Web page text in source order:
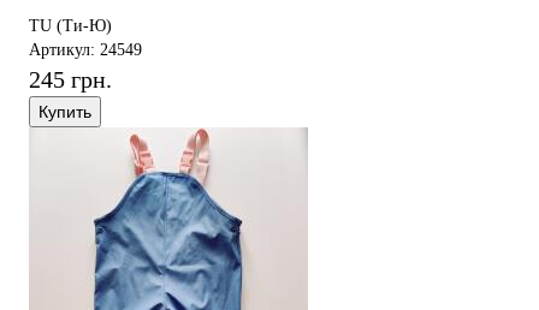
TU (Ти-Ю)
Артикул: 24549
245 грн.
Купить